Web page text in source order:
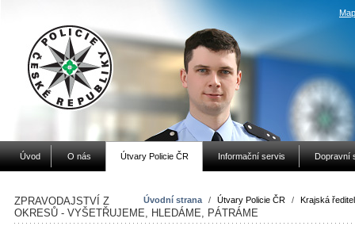
Úvod O nás Útvary Policie ČR Informační servis Dopravní
Úvodní strana / Útvary Policie ČR / Krajská
ZPRAVODAJSTVÍ Z
OKRESŮ - VYŠETŘUJEME, HLEDÁME, PÁTRÁME